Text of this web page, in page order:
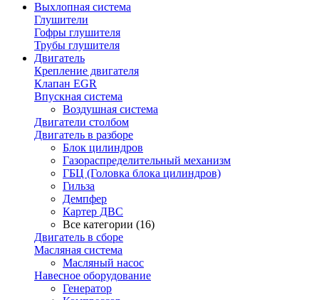
Выхлопная система
Глушители
Гофры глушителя
Трубы глушителя
Двигатель
Крепление двигателя
Клапан EGR
Впускная система
Воздушная система
Двигатели столбом
Двигатель в разборе
Блок цилиндров
Газораспределительный механизм
ГБЦ (Головка блока цилиндров)
Гильза
Демпфер
Картер ДВС
Все категории (16)
Двигатель в сборе
Масляная система
Масляный насос
Навесное оборудование
Генератор